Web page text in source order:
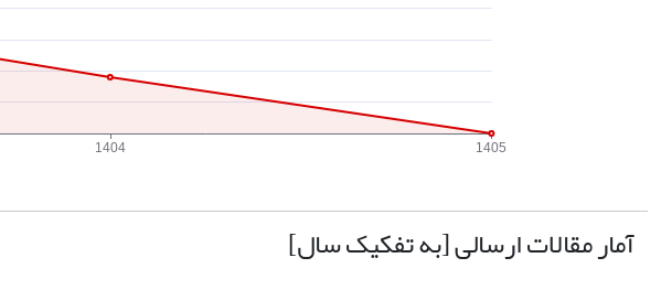
آمار مقالات ارسالی [به تفکیک سال]